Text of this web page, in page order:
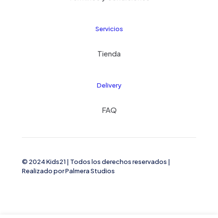
Servicios
Tienda
Delivery
FAQ
© 2024 Kids21 | Todos los derechos reservados |
Realizado porPalmera Studios